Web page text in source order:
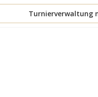
Turnierverwaltung